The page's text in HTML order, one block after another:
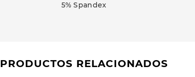
5% Spandex
PRODUCTOS RELACIONADOS